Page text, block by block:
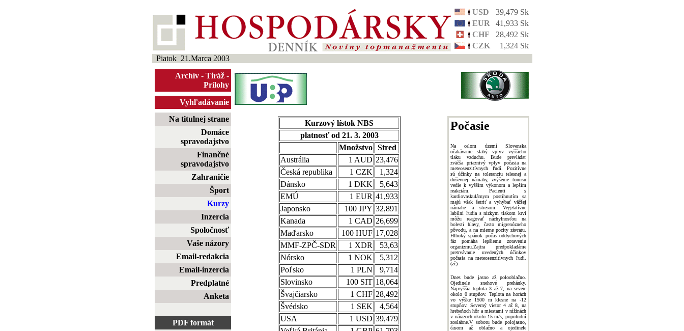
USD
39,479 Sk
EUR
41,933 Sk
CHF
28,492 Sk
CZK
1,324 Sk
Piatok 21.Marca 2003
Archív - Tiráž -
Prílohy
Vyhľadávanie
Na titulnej strane
Domáce
spravodajstvo
Finančné
spravodajstvo
Zahraničie
Šport
Kurzy
Inzercia
Spoločnosť
Vaše názory
Email-redakcia
Email-inzercia
Predplatné
Anketa
PDF formát
Kurzový lístok NBS
platnosť od 21. 3. 2003
Množstvo Stred
Austrália
1 AUD 23,476
Česká republika
1 CZK
1,324
Dánsko
1 DKK
5,643
EMÚ
1 EUR 41,933
Japonsko
100 JPY 32,891
Kanada
1 CAD 26,699
Maďarsko
100 HUF 17,028
MMF-ZPČ-SDR
1 XDR
53,63
Nórsko
1 NOK
5,312
Poľsko
1 PLN
9,714
Slovinsko
100 SIT 18,064
Švajčiarsko
1 CHF 28,492
Švédsko
1 SEK
4,564
USA
1 USD 39,479
Počasie
Na celom území Slovenska
očakávame slabý vplyv vyššieho
tlaku vzduchu. Bude prevládať
zväčša priaznivý vplyv počasia na
meteosenzitívnych ľudí. Pozitívne
sú účinky na toleranciu telesnej a
duševnej námahy, zvýšenie tonusu
vedie k vyšším výkonom a lepším
reakciám. Pacienti s
kardiovaskulárnym postihnutím sa
majú však šetriť a vyhýbať väčšej
námahe a stresom. Vegetatívne
labilní ľudia s nízkym tlakom krvi
môžu reagovať náchylnosťou na
bolesti hlavy, často migrenózneho
pôvodu, a na mierne pocity závratu.
Hlboký spánok počas oddychových
fáz pomáha lepšiemu zotaveniu
organizmu.Zajtra predpokladáme
pretrvávanie uvedených účinkov
počasia na meteosenzitívnych ľudí.
(zč)
Dnes bude jasno až polooblačno.
Ojedinele snehové prehánky.
Najvyššia teplota 3 až 7, na severe
okolo 0 stupňov. Teplota na horách
vo výške 1500 m klesne na -12
stupňov. Severný vietor 4 až 8, na
hrebeňoch hôr a miestami v nížinách
v nárazoch okolo 15 m/s, popoludní
zoslabne.V sobotu bude polojasno,
časom až oblačno a ojedinele